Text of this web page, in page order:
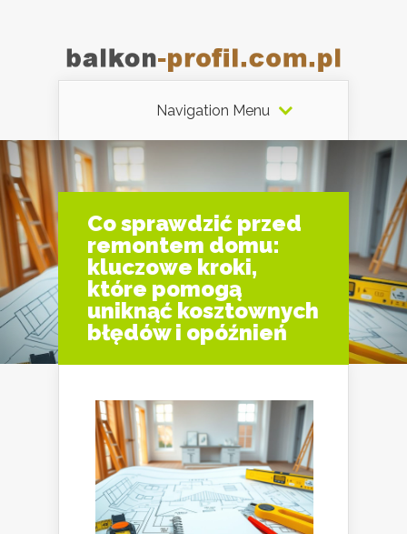
Navigation Menu
Co sprawdzić przed
remontem domu:
kluczowe kroki,
które pomogą
uniknąć kosztownych
błędów i opóźnień